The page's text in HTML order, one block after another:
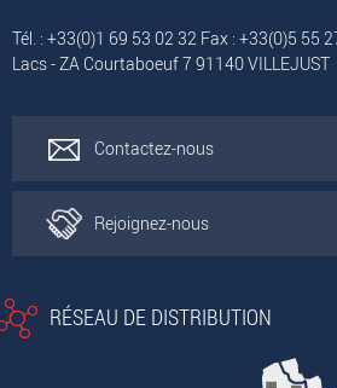
Tél. : +33(0)1 69 53 02 32 Fax : +33(0)5 55
Lacs - ZA Courtaboeuf 7 91140 VILLEJUST
Contactez-nous
Rejoignez-nous
RÉSEAU DE DISTRIBUTION